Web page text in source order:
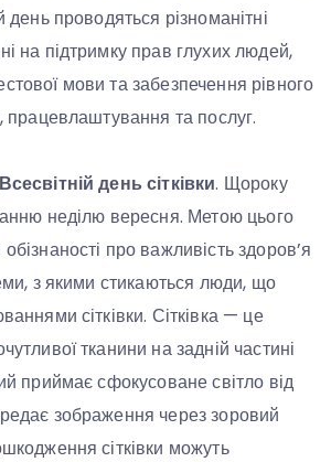
день проводяться різноманітні
на підтримку прав глухих людей,
мови та забезпечення рівного
працевлаштування та послуг.
Всесвітній день сітківки. Щороку
неділю вересня. Метою цього
про важливість здоров’я
з якими стикаються люди, що
сітківки. Сітківка — це
тканини на задній частині
приймає сфокусоване світло від
зображення через зоровий
сітківки можуть